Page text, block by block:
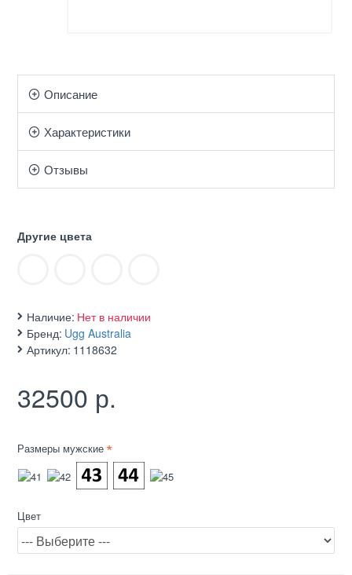
Описание
Характеристики
Отзывы
Другие цвета
Наличие: Нет в наличии
Бренд: Ugg Australia
Артикул: 1118632
32500 р.
Размеры мужские
Цвет